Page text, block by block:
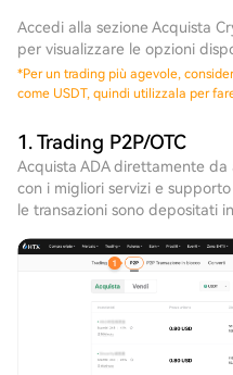
Accedi alla sezione Acquista
per visualizzare le opzioni
*Per un trading più agevole,
come USDT, quindi utilizzala per
1. Trading P2P/OTC
Acquista ADA direttamente
con i migliori servizi e
le transazioni sono depositati